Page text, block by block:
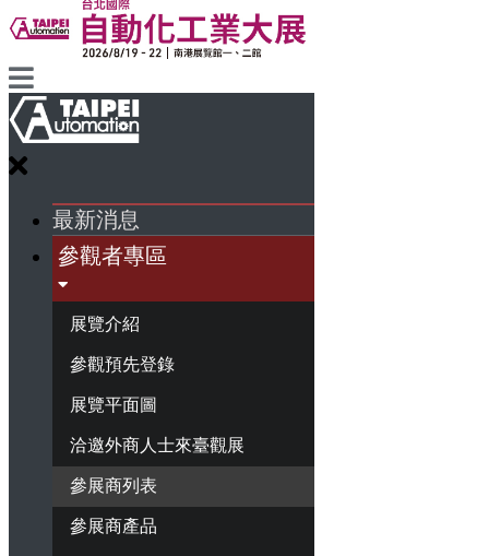
最新消息
參觀者專區
展覽介紹
參觀預先登錄
展覽平面圖
洽邀外商人士來臺觀展
參展商列表
參展商產品